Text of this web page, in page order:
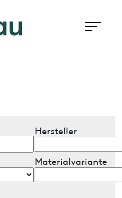
Hersteller
Materialvariante